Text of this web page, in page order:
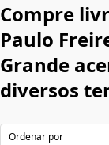
Compre
Paulo
Grande
diversos